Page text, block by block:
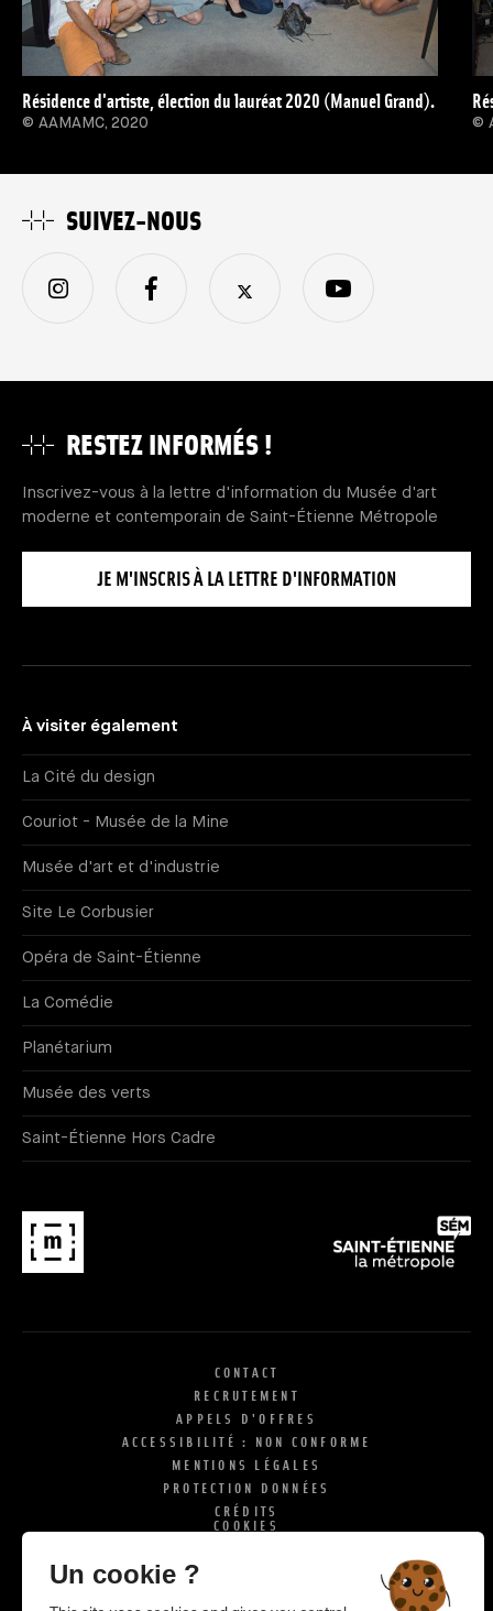
Résidence d'artiste, élection du lauréat 2020 (Manuel Grand).
© AAMAMC, 2020 ©
RESTEZ INFORMÉS !
Inscrivez-vous à la lettre d'information du Musée d'art
moderne et contemporain de Saint-Étienne Métropole
JE M'INSCRIS À LA LETTRE D'INFORMATION
À visiter également
La Cité du design
Couriot - Musée de la Mine
Musée d'art et d'industrie
Site Le Corbusier
Opéra de Saint-Étienne
La Comédie
Planétarium
Musée des verts
Saint-Étienne Hors Cadre
SUIVEZ-NOUS
CONTACT
RECRUTEMENT
APPELS D'OFFRES
ACCESSIBILITÉ : NON CONFORME
MENTIONS LÉGALES
PROTECTION DONNÉES
CRÉDITS
COOKIES
Un cookie ?